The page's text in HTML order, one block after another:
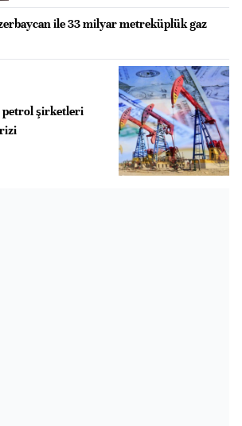
ile 33 milyar metreküplük gaz
petrol şirketleri